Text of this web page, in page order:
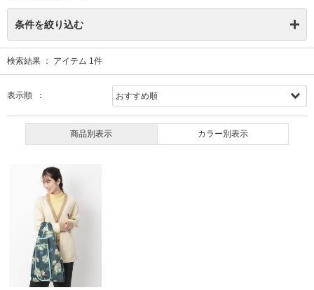
条件を絞り込む
検索結果 ： アイテム 1件
表示順 ：
商品別表示 カラー別表示